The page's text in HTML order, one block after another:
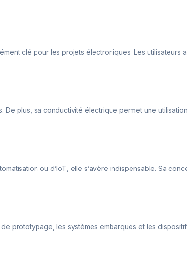
clé pour les projets électroniques. Les utilisateurs
De plus, sa conductivité électrique permet une
ou d’IoT, elle s’avère indispensable. Sa
prototypage, les systèmes embarqués et les